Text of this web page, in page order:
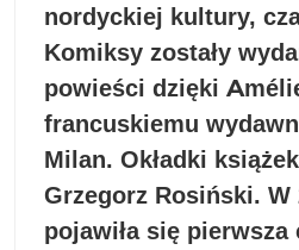
nordyckiej kultury,
Komiksy zostały
powieści dzięki
francuskiemu
Milan. Okładki
Grzegorz Rosiński. W
pojawiła się pierwsza